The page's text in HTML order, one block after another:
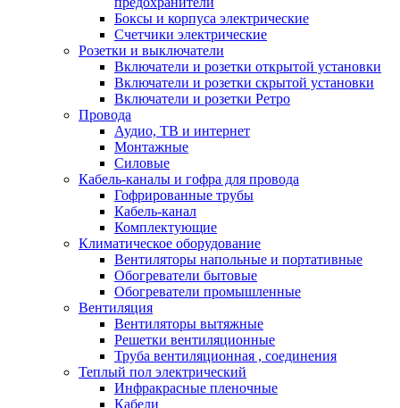
Боксы и корпуса электрические
Счетчики электрические
Розетки и выключатели
Включатели и розетки открытой установки
Включатели и розетки скрытой установки
Включатели и розетки Ретро
Провода
Аудио, ТВ и интернет
Монтажные
Силовые
Кабель-каналы и гофра для провода
Гофрированные трубы
Кабель-канал
Комплектующие
Климатическое оборудование
Вентиляторы напольные и портативные
Обогреватели бытовые
Обогреватели промышленные
Вентиляция
Вентиляторы вытяжные
Решетки вентиляционные
Труба вентиляционная , соединения
Теплый пол электрический
Инфракрасные пленочные
Кабели